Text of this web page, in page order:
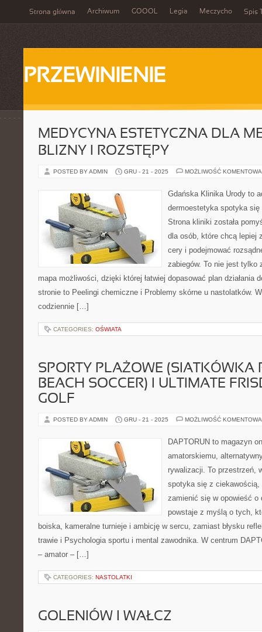
Strona główna Archiwum GOOOL Legia Meczycho Spis
PRZEWINIENIE
MEDYCYNA ESTETYCZNA DLA
BLIZNY I ROZSTĘPY
POSTED BY ADMIN GRU - 21 - 2025 MOŻLIWOŚĆ
Gdańska Klinika Urody to
dermoestetyka spotyka
Strona kliniki została
dla osób, które chcą lepiej
cery i podejmować
zabiegów. To nie jest tylko
mapa możliwości, dzięki której łatwiej dopasować plan działania
stronie to Peelingi chemiczne i Problemy skórne u nastolatków.
codziennie […]
CATEGORIES: OŚWIATA
SPORTY PLAŻOWE (SIATKÓWKA
BEACH SOCCER) I ULTIMATE
GOLF
POSTED BY ADMIN GRU - 21 - 2025 MOŻLIWOŚĆ
DAPTORUN to magazyn
amatorskiemu,
rywalizacji. To przestrzeń,
spotyka się z
zamienić się w opowieść o
powstaje z myślą o tych,
boiska, kameralne turnieje i ambicję w sercu, zamiast błysku
trawie i Psychologia sportu i mental zawodnika. W centrum
– amator – […]
CATEGORIES: NASTOLATKI
GOLENIÓW I WAŁCZ